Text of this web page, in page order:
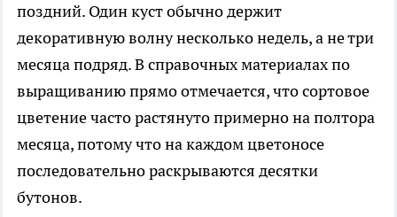
поздний. Один куст обычно держит
декоративную волну несколько недель, а не три
месяца подряд. В справочных материалах по
выращиванию прямо отмечается, что сортовое
цветение часто растянуто примерно на полтора
месяца, потому что на каждом цветоносе
последовательно раскрываются десятки
бутонов.